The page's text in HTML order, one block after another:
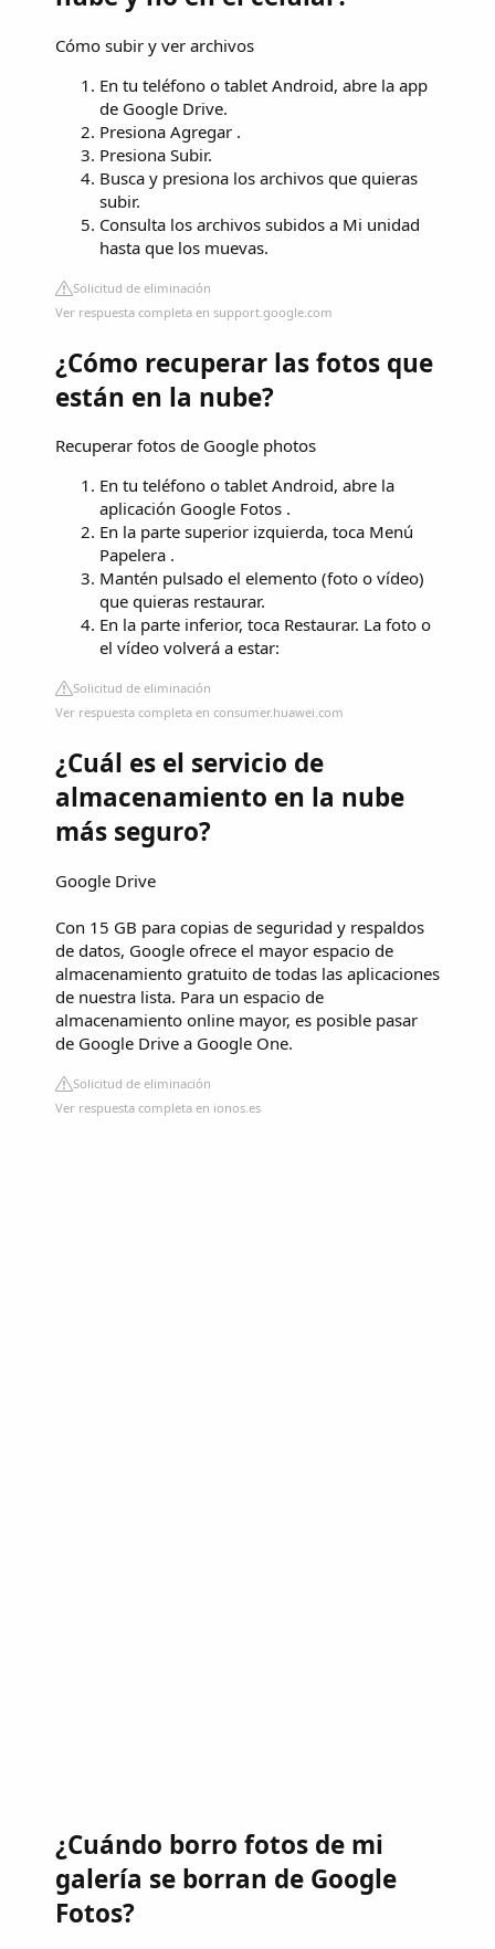
Cómo subir y ver archivos
En tu teléfono o tablet Android, abre la app
de Google Drive.
Presiona Agregar .
Presiona Subir.
Busca y presiona los archivos que quieras
subir.
Consulta los archivos subidos a Mi unidad
hasta que los muevas.
Solicitud de eliminación
Ver respuesta completa en support.google.com
¿Cómo recuperar las fotos que
están en la nube?
Recuperar fotos de Google photos
En tu teléfono o tablet Android, abre la
aplicación Google Fotos .
En la parte superior izquierda, toca Menú
Papelera .
Mantén pulsado el elemento (foto o vídeo)
que quieras restaurar.
En la parte inferior, toca Restaurar. La foto o
el vídeo volverá a estar:
Solicitud de eliminación
Ver respuesta completa en consumer.huawei.com
¿Cuál es el servicio de
almacenamiento en la nube
más seguro?
Google Drive
Con 15 GB para copias de seguridad y respaldos
de datos, Google ofrece el mayor espacio de
almacenamiento gratuito de todas las aplicaciones
de nuestra lista. Para un espacio de
almacenamiento online mayor, es posible pasar
de Google Drive a Google One.
Solicitud de eliminación
Ver respuesta completa en ionos.es
¿Cuándo borro fotos de mi
galería se borran de Google
Fotos?